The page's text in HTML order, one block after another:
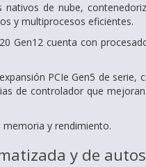
de nube,
y multiprocesos eficientes.
Gen12 cuenta con
PCIe Gen5 de serie,
de controlador que
y rendimiento.
y de